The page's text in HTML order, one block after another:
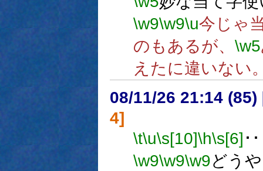
\w9\w9\u今じゃ
のもあるが、 \w5
えたに違いない
08/11/26 21:14 (85)
4]
\t\u\s[10]\h\s[6] ･
\w9\w9\w9どう